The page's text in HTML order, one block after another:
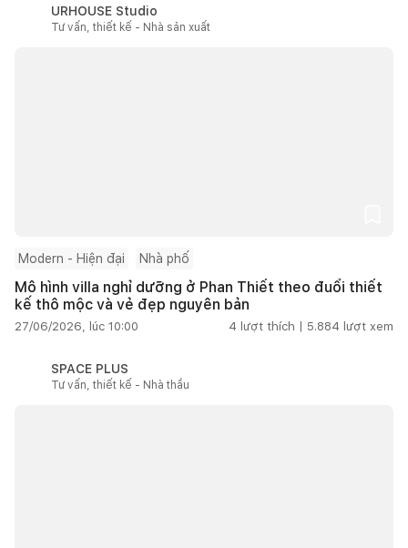
URHOUSE Studio
Tư vấn, thiết kế - Nhà sản xuất
Modern - Hiện đại Nhà phố
Mô hình villa nghỉ dưỡng ở Phan Thiết theo đuổi thiết
kế thô mộc và vẻ đẹp nguyên bản
27/06/2026, lúc 10:00 4 lượt thích | 5.884 lượt xem
SPACE PLUS
Tư vấn, thiết kế - Nhà thầu